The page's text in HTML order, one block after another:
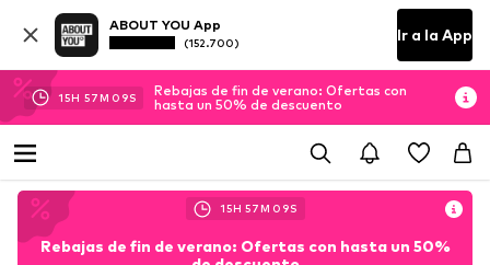
ABOUT YOU App
(152.700) Ir a la App
15H 57M 08S
Rebajas de fin de verano: Ofertas con
hasta un 50% de descuento
15H 57M 08S
Rebajas de fin de verano: Ofertas con hasta un 50%